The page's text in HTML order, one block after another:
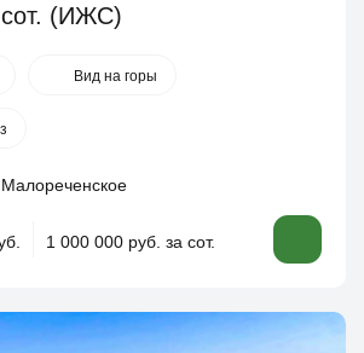
сот. (ИЖС)
Вид на горы
1 000 000 руб. за сот.